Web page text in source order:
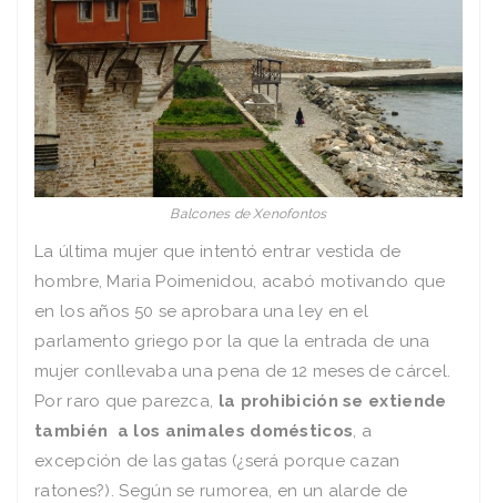
Balcones de Xenofontos
La última mujer que intentó entrar vestida de
hombre, Maria Poimenidou, acabó motivando que
en los años 50 se aprobara una ley en el
parlamento griego por la que la entrada de una
mujer conllevaba una pena de 12 meses de cárcel.
Por raro que parezca, la prohibición se extiende
también a los animales domésticos, a
excepción de las gatas (¿será porque cazan
ratones?). Según se rumorea, en un alarde de